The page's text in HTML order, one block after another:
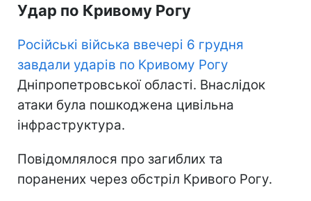
Удар по Кривому Рогу
Російські війська ввечері 6 грудня
завдали ударів по Кривому Рогу
Дніпропетровської області. Внаслідок
атаки була пошкоджена цивільна
інфраструктура.
Повідомлялося про загиблих та
поранених через обстріл Кривого Рогу.